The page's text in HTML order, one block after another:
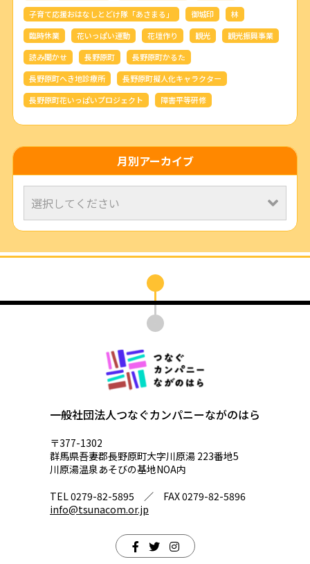
子育て応援おはなしとどけ隊「あさまる」
御城印
林
臨時休業
花いっぱい運動 花壇作り 観光
観光振興事業
読み聞かせ
長野原町
長野原町かるた
長野原町へき地診療所
長野原町擬人化キャラクター
長野原町花いっぱいプロジェクト
障害平等研修
月別アーカイブ
一般社団法人つなぐカンパニーながのはら
〒377-1302
群馬県吾妻郡長野原町大字川原湯 223番地5
川原湯温泉あそびの基地NOA内
TEL 0279-82-5895 ／ FAX 0279-82-5896
info@tsunacom.or.jp